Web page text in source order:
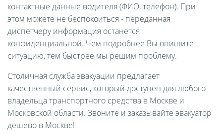
контактные данные водителя (ФИО, телефон). При
этом можете не беспокоиться - переданная
диспетчеру информация останется
конфиденциальной. Чем подробнее Вы опишите
ситуацию, тем быстрее мы решим проблему.
Столичная служба эвакуации предлагает
качественный сервис, который доступен для любого
владельца транспортного средства в Москве и
Московской области. Звоните и заказывайте эвакуатор
дешево в Москве!